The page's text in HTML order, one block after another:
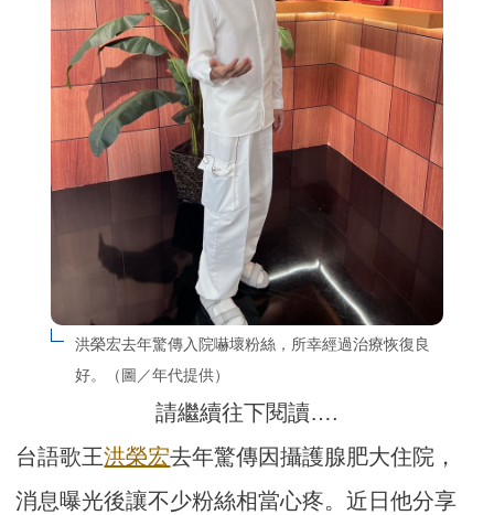
洪榮宏去年驚傳入院嚇壞粉絲，所幸經過治療恢復良
好。（圖／年代提供）
請繼續往下閱讀….
台語歌王洪榮宏去年驚傳因攝護腺肥大住院，
消息曝光後讓不少粉絲相當心疼。近日他分享